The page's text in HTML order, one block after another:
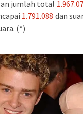
jumlah total
1.791.088 dan
(*)